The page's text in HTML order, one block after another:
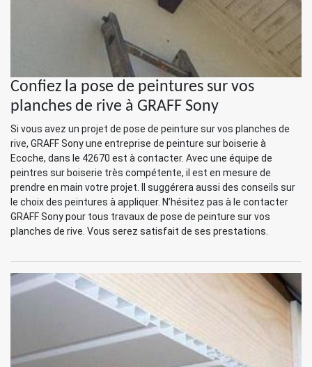
Confiez la pose de peintures sur vos
planches de rive à GRAFF Sony
Si vous avez un projet de pose de peinture sur vos planches de
rive, GRAFF Sony une entreprise de peinture sur boiserie à
Ecoche, dans le 42670 est à contacter. Avec une équipe de
peintres sur boiserie très compétente, il est en mesure de
prendre en main votre projet. Il suggérera aussi des conseils sur
le choix des peintures à appliquer. N’hésitez pas à le contacter
GRAFF Sony pour tous travaux de pose de peinture sur vos
planches de rive. Vous serez satisfait de ses prestations.